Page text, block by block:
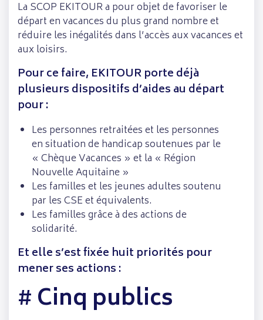
La SCOP EKITOUR a pour objet de favoriser le
départ en vacances du plus grand nombre et
réduire les inégalités dans l’accès aux vacances et
aux loisirs.
Pour ce faire, EKITOUR porte déjà
plusieurs dispositifs d’aides au départ
pour :
Les personnes retraitées et les personnes
en situation de handicap soutenues par le
« Chèque Vacances » et la « Région
Nouvelle Aquitaine »
Les familles et les jeunes adultes soutenu
par les CSE et équivalents.
Les familles grâce à des actions de
solidarité.
Et elle s’est fixée huit priorités pour
mener ses actions :
#Cinq publics